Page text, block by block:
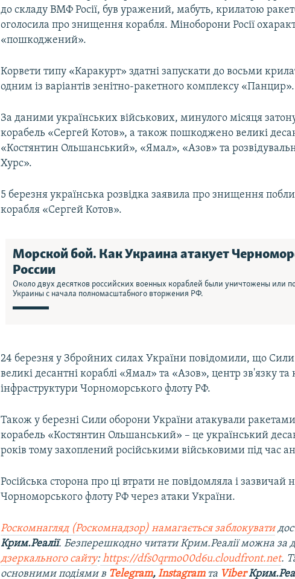
до складу ВМФ Росії, був уражений, мабуть, крилатою
оголосила про знищення корабля. Міноборони Росії
«пошкоджений».
Корвети типу «Каракурт» здатні запускати до восьми
одним із варіантів зенітно-ракетного комплексу «Панцир».
За даними українських військових, минулого місяця
корабель «Сергей Котов», а також пошкоджено великі
«Костянтин Ольшанський», «Ямал», «Азов» та
Хурс».
5 березня українська розвідка заявила про знищення
корабля «Сергей Котов».
24 березня у Збройних силах України повідомили, що
великі десантні кораблі «Ямал» та «Азов», центр зв'язку та
інфраструктури Чорноморського флоту РФ.
Також у березні Сили оборони України атакували
корабель «Костянтин Ольшанський» – це український
років тому захоплений російськими військовими під час
Російська сторона про ці втрати не повідомляла і зазвичай
Чорноморського флоту РФ через атаки України.
Роскомнагляд (Роскомнадзор) намагається заблокувати
Крим.Реалії. Безперешкодно читати Крим.Реалії можна за
дзеркального сайту: https://dfs0qrmo00d6u.cloudfront.net.
основними подіями в Telegram, Instagramта Viber